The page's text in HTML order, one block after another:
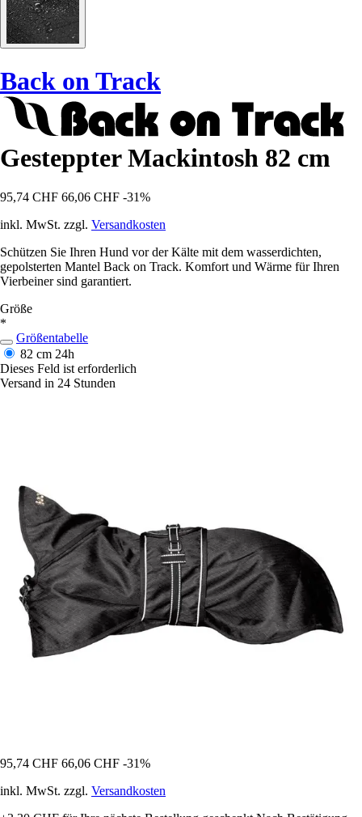
Back on Track
Gesteppter Mackintosh 82 cm
95,74 CHF 66,06 CHF -31%
inkl. MwSt. zzgl. Versandkosten
Schützen Sie Ihren Hund vor der Kälte mit dem wasserdichten,
gepolsterten Mantel Back on Track. Komfort und Wärme für Ihren
Vierbeiner sind garantiert.
Größe
*
Größentabelle
82 cm 24h
Dieses Feld ist erforderlich
Versand in 24 Stunden
95,74 CHF 66,06 CHF -31%
inkl. MwSt. zzgl. Versandkosten